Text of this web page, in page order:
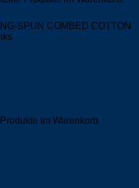
im Warenkorb.
SPUN COMBED COTTON